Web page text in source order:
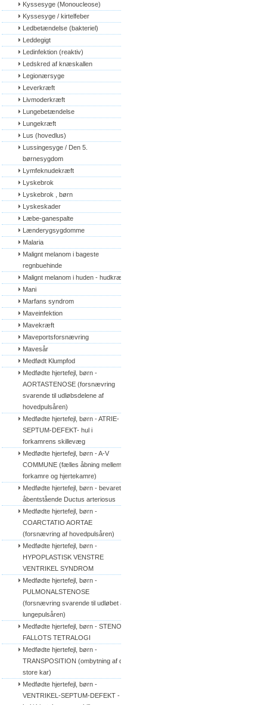
Kyssesyge (Monoucleose)
Kyssesyge / kirtelfeber
Ledbetændelse (bakteriel)
Leddegigt
Ledinfektion (reaktiv)
Ledskred af knæskallen
Legionærsyge
Leverkræft
Livmoderkræft
Lungebetændelse
Lungekræft
Lus (hovedlus)
Lussingesyge / Den 5.
børnesygdom
Lymfeknudekræft
Lyskebrok
Lyskebrok , børn
Lyskeskader
Læbe-ganespalte
Lænderygsygdomme
Malaria
Malignt melanom i bageste
regnbuehinde
Malignt melanom i huden - hudkræft
Mani
Marfans syndrom
Maveinfektion
Mavekræft
Maveportsforsnævring
Mavesår
Medfødt Klumpfod
Medfødte hjertefejl, børn -
AORTASTENOSE (forsnævring
svarende til udløbsdelene af
hovedpulsåren)
Medfødte hjertefejl, børn - ATRIE-
SEPTUM-DEFEKT- hul i
forkamrens skillevæg
Medfødte hjertefejl, børn - A-V
COMMUNE (fælles åbning mellem
forkamre og hjertekamre)
Medfødte hjertefejl, børn - bevaret/
åbentstående Ductus arteriosus
Medfødte hjertefejl, børn -
COARCTATIO AORTAE
(forsnævring af hovedpulsåren)
Medfødte hjertefejl, børn -
HYPOPLASTISK VENSTRE
VENTRIKEL SYNDROM
Medfødte hjertefejl, børn -
PULMONALSTENOSE
(forsnævring svarende til udløbet af
lungepulsåren)
Medfødte hjertefejl, børn - STENO
FALLOTS TETRALOGI
Medfødte hjertefejl, børn -
TRANSPOSITION (ombytning af de
store kar)
Medfødte hjertefejl, børn -
VENTRIKEL-SEPTUM-DEFEKT -